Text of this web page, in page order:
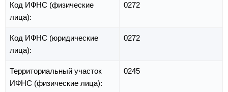
Код ИФНС (физические
лица):
0272
Код ИФНС (юридические
лица):
0272
Территориальный участок
ИФНС (физические лица):
0245